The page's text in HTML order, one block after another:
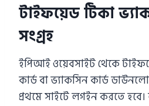
টাইফয়েড টিকা
সংগ্রহ
ইপিআই ওয়েবসাইট থেকে
কার্ড বা ভ্যাকসিন কার্ড
প্রথমে সাইটে লগইন করতে